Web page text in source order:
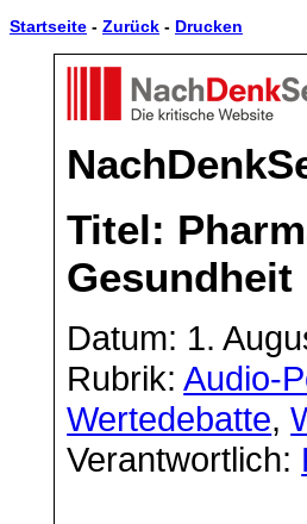
Startseite - Zurück - Drucken
Titel:
Gesundheit
Datum: 1.
Rubrik:Audio-
Wertedebatte,
Verantwortlich: